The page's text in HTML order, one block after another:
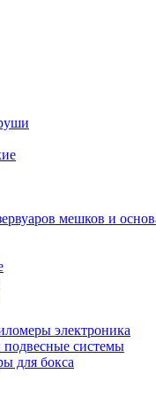
мешков и
электроника
системы
для бокса